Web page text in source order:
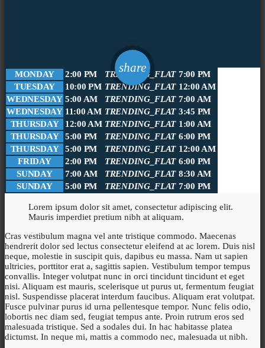
share
email
MONDAY 2:00 PM TRENDING_FLAT 7:00 PM
TUESDAY
10:00 PM TRENDING_FLAT 12:00 AM
WEDNESDAY 5:00 AM TRENDING_FLAT 7:00 AM
WEDNESDAY 11:00 AM TRENDING_FLAT 3:45 PM
THURSDAY
12:00 AM TRENDING_FLAT 1:00 AM
THURSDAY
5:00 PM TRENDING_FLAT 6:00 PM
THURSDAY
5:00 PM TRENDING_FLAT 12:00 AM
FRIDAY
2:00 PM TRENDING_FLAT 6:00 PM
SUNDAY
7:00 AM TRENDING_FLAT 8:30 AM
SUNDAY
5:00 PM TRENDING_FLAT 7:00 PM
Lorem ipsum dolor sit amet, consectetur adipiscing elit.
Mauris imperdiet pretium nibh at aliquam.
Cras vestibulum magna vel ante tristique commodo. Maecenas
hendrerit dolor sed lectus consectetur eleifend at ac lorem. Duis nisl
neque, molestie in suscipit quis, dapibus eu massa. Nam ut sapien
ultricies, porttitor erat a, sagittis sapien. Vestibulum tempor tempus
convallis. Integer volutpat nunc in orci tincidunt tincidunt et eget
nisi. Aliquam est mauris, scelerisque ut purus ut, fermentum feugiat
nisl. Suspendisse placerat interdum faucibus. Aliquam erat volutpat.
Fusce pulvinar purus id urna pellentesque tempor. Nunc felis odio,
lobortis nec diam sed, feugiat tempus ante. Proin rutrum eros sed
malesuada tristique. Sed a sodales dui. In hac habitasse platea
dictumst. In neque mi, mattis a commodo nec, malesuada ut nibh.